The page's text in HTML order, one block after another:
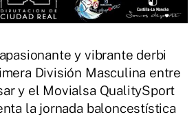
y vibrante derbi
División Masculina entre
y el Movialsa QualitySport
la jornada baloncestística